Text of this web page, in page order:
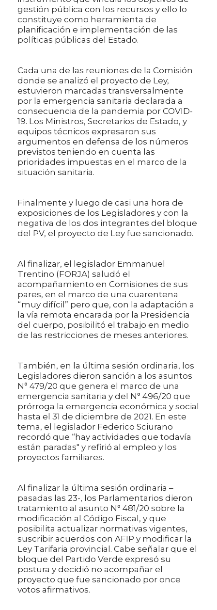
gestión pública con los recursos y ello lo
constituye como herramienta de
planificación e implementación de las
políticas públicas del Estado.
Cada una de las reuniones de la Comisión
donde se analizó el proyecto de Ley,
estuvieron marcadas transversalmente
por la emergencia sanitaria declarada a
consecuencia de la pandemia por COVID-
19. Los Ministros, Secretarios de Estado, y
equipos técnicos expresaron sus
argumentos en defensa de los números
previstos teniendo en cuenta las
prioridades impuestas en el marco de la
situación sanitaria.
Finalmente y luego de casi una hora de
exposiciones de los Legisladores y con la
negativa de los dos integrantes del bloque
del PV, el proyecto de Ley fue sancionado.
Al finalizar, el legislador Emmanuel
Trentino (FORJA) saludó el
acompañamiento en Comisiones de sus
pares, en el marco de una cuarentena
“muy difícil” pero que, con la adaptación a
la vía remota encarada por la Presidencia
del cuerpo, posibilitó el trabajo en medio
de las restricciones de meses anteriores.
También, en la última sesión ordinaria, los
Legisladores dieron sanción a los asuntos
N° 479/20 que genera el marco de una
emergencia sanitaria y del N° 496/20 que
prórroga la emergencia económica y social
hasta el 31 de diciembre de 2021. En este
tema, el legislador Federico Sciurano
recordó que “hay actividades que todavía
están paradas" y refirió al empleo y los
proyectos familiares.
Al finalizar la última sesión ordinaria –
pasadas las 23-, los Parlamentarios dieron
tratamiento al asunto N° 481/20 sobre la
modificación al Código Fiscal, y que
posibilita actualizar normativas vigentes,
suscribir acuerdos con AFIP y modificar la
Ley Tarifaria provincial. Cabe señalar que el
bloque del Partido Verde expresó su
postura y decidió no acompañar el
proyecto que fue sancionado por once
votos afirmativos.